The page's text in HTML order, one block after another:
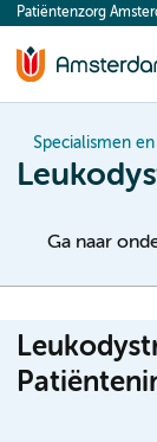
content
Patiëntenzorg
Specialismen
Ga naar